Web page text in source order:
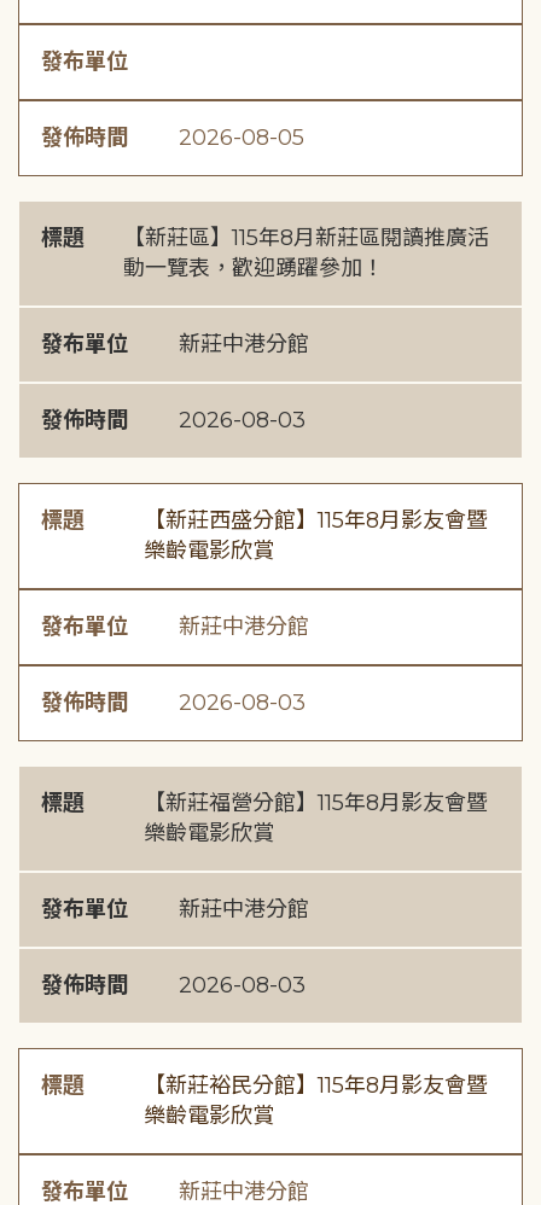
發布單位
發佈時間 2026-08-05
標題
【新莊區】115年8月新莊區閱讀推廣活
動一覽表，歡迎踴躍參加！
發布單位 新莊中港分館
發佈時間 2026-08-03
標題
【新莊西盛分館】115年8月影友會暨
樂齡電影欣賞
發布單位 新莊中港分館
發佈時間 2026-08-03
標題
【新莊福營分館】115年8月影友會暨
樂齡電影欣賞
發布單位 新莊中港分館
發佈時間 2026-08-03
標題
【新莊裕民分館】115年8月影友會暨
樂齡電影欣賞
發布單位 新莊中港分館